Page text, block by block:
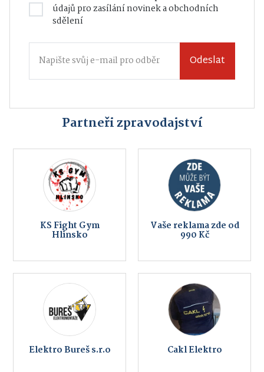
údajůpro zasílání novinek a obchodních
sdělení
Odeslat
Partneři zpravodajství
KS Fight Gym
Hlinsko
Vaše reklama zde od
990 Kč
Elektro Bureš s.r.o Cakl Elektro